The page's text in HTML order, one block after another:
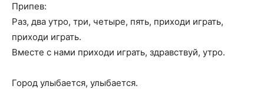
Припев:
Раз, два утро, три, четыре, пять, приходи играть,
приходи играть.
Вместе с нами приходи играть, здравствуй, утро.
Город улыбается, улыбается.